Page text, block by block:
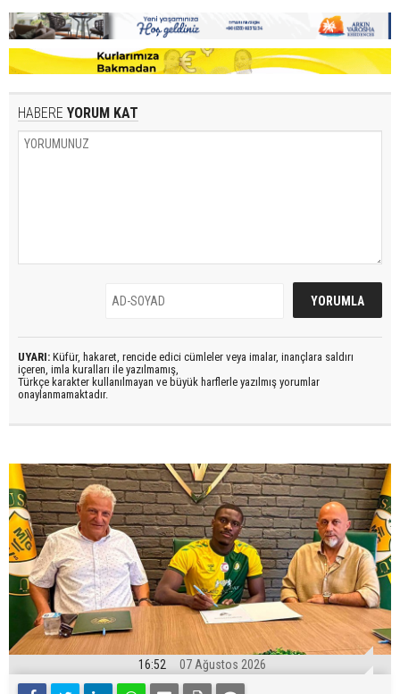
HABERE YORUM KAT
UYARI: Küfür, hakaret, rencide edici cümleler veya imalar, inançlara saldırı
içeren, imla kuralları ile yazılmamış,
Türkçe karakter kullanılmayan ve büyük harflerle yazılmış yorumlar
onaylanmamaktadır.
16:52 07 Ağustos 2026